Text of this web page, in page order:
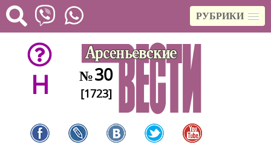
РУБРИКИ
H №30
[1723]